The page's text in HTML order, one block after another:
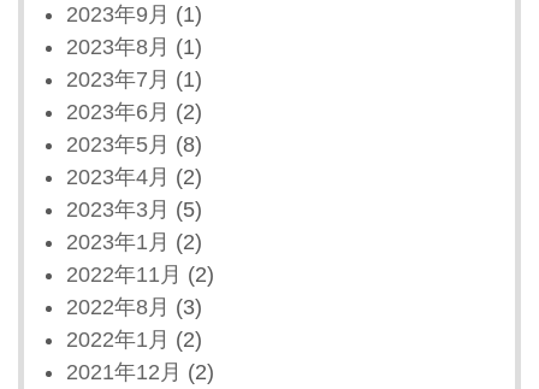
2023年9月 (1)
2023年8月 (1)
2023年7月 (1)
2023年6月 (2)
2023年5月 (8)
2023年4月 (2)
2023年3月 (5)
2023年1月 (2)
2022年11月 (2)
2022年8月 (3)
2022年1月 (2)
2021年12月 (2)